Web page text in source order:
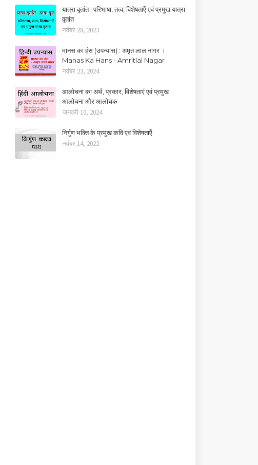
यात्रा वृतांत : परिभाषा, तत्‍व, विशेषताऍं एवं प्रमुख यात्रा
वृतांत
नवंबर 28, 2023
मानस का हंस (उपन्यास) : अमृत लाल नागर ।
Manas Ka Hans - Amritlal Nagar
नवंबर 23, 2024
आलोचना का अर्थ, प्रकार, विशेषताएं एवं प्रमुख
आलोचना और आलोचक
जनवरी 10, 2024
निर्गुण भक्ति के प्रमुख कवि एवं विशेषताऍं
नवंबर 14, 2022